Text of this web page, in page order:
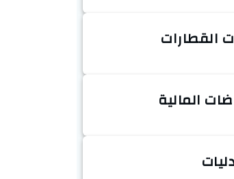
القطارات
المالية